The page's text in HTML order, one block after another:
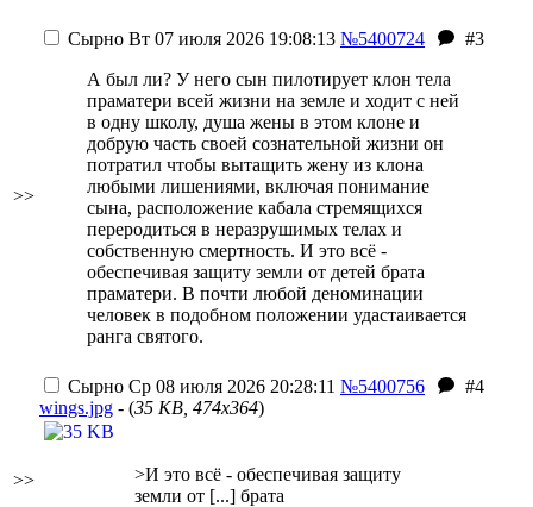
>>
Сырно Вт 07 июля 2026 19:08:13 №5400724
#3
А был ли? У него сын пилотирует клон тела
праматери всей жизни на земле и ходит с ней
в одну школу, душа жены в этом клоне и
добрую часть своей сознательной жизни он
потратил чтобы вытащить жену из клона
любыми лишениями, включая понимание
сына, расположение кабала стремящихся
переродиться в неразрушимых телах и
собственную смертность. И это всё -
обеспечивая защиту земли от детей брата
праматери. В почти любой деноминации
человек в подобном положении удастаивается
ранга святого.
>>
Сырно Ср 08 июля 2026 20:28:11 №5400756
#4
wings.jpg - (35 KB, 474x364)
>И это всё - обеспечивая защиту
земли от [...] брата